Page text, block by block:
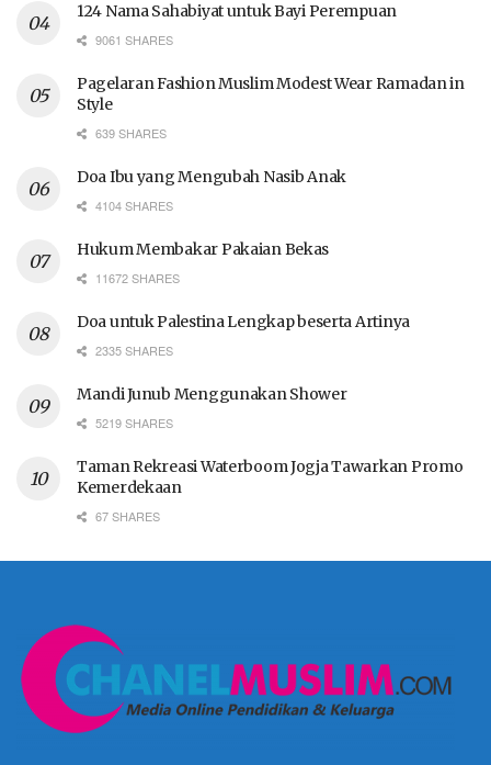
124 Nama Sahabiyat untuk Bayi Perempuan
9061 SHARES
Pagelaran Fashion Muslim Modest Wear Ramadan in
Style
639 SHARES
Doa Ibu yang Mengubah Nasib Anak
4104 SHARES
Hukum Membakar Pakaian Bekas
11672 SHARES
Doa untuk Palestina Lengkap beserta Artinya
2335 SHARES
Mandi Junub Menggunakan Shower
5219 SHARES
Taman Rekreasi Waterboom Jogja Tawarkan Promo
Kemerdekaan
67 SHARES